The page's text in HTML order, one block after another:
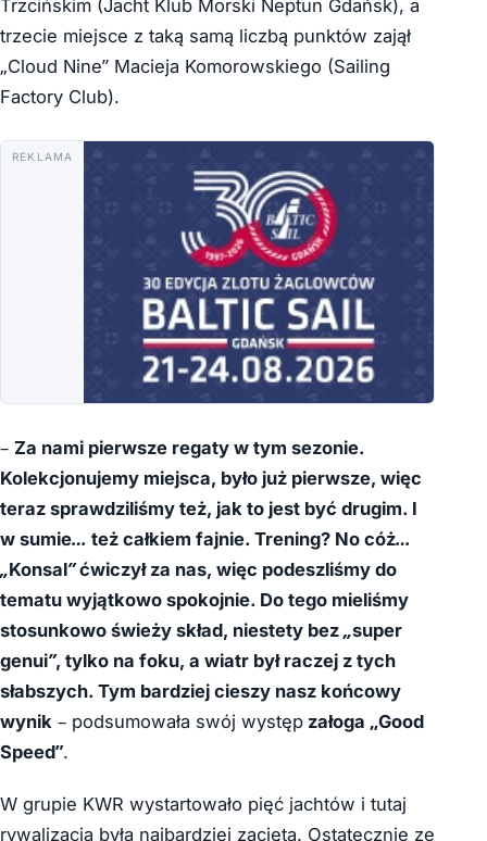
Trzcińskim (Jacht Klub Morski Neptun Gdańsk), a
trzecie miejsce z taką samą liczbą punktów zajął
„Cloud Nine” Macieja Komorowskiego (Sailing
Factory Club).
REKLAMA
– Za nami pierwsze regaty w tym sezonie.
Kolekcjonujemy miejsca, było już pierwsze, więc
teraz sprawdziliśmy też, jak to jest być drugim. I
w sumie… też całkiem fajnie. Trening? No cóż…
„Konsal” ćwiczył za nas, więc podeszliśmy do
tematu wyjątkowo spokojnie. Do tego mieliśmy
stosunkowo świeży skład, niestety bez „super
genui”, tylko na foku, a wiatr był raczej z tych
słabszych. Tym bardziej cieszy nasz końcowy
wynik – podsumowała swój występ załoga „Good
Speed”.
W grupie KWR wystartowało pięć jachtów i tutaj
rywalizacja była najbardziej zacięta. Ostatecznie ze